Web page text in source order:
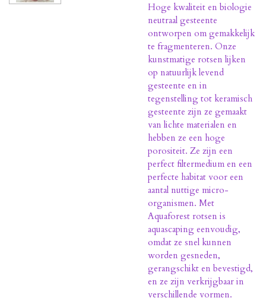
Hoge kwaliteit en biologie
neutraal gesteente
ontworpen om gemakkelijk
te fragmenteren. Onze
kunstmatige rotsen lijken
op natuurlijk levend
gesteente en in
tegenstelling tot keramisch
gesteente zijn ze gemaakt
van lichte materialen en
hebben ze een hoge
porositeit. Ze zijn een
perfect filtermedium en een
perfecte habitat voor een
aantal nuttige micro-
organismen. Met
Aquaforest rotsen is
aquascaping eenvoudig,
omdat ze snel kunnen
worden gesneden,
gerangschikt en bevestigd,
en ze zijn verkrijgbaar in
verschillende vormen.